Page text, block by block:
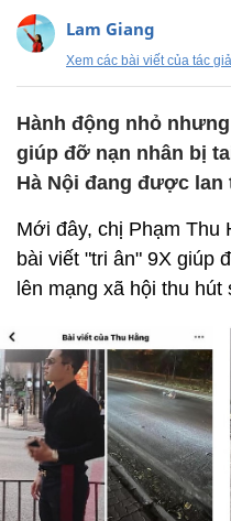
Lam Giang
Xem các bài viết của tác giả
Hành động nhỏ
giúp đỡ nạn nhân bị
Hà Nội đang được lan
Mới đây, chị Phạm Thu
bài viết "tri ân" 9X giúp
lên mạng xã hội thu